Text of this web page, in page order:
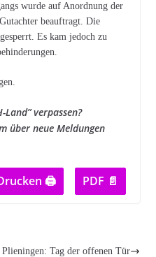
wurde auf Anordnung der
beauftragt. Die
Es kam jedoch zu
Land” verpassen?
über neue Meldungen
🖨 PDF 📄
Tag der offenen Tür